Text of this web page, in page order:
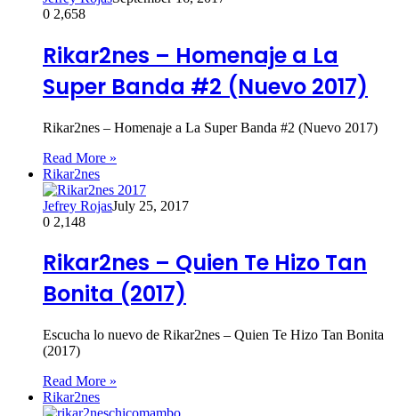
0 2,658
Rikar2nes – Homenaje a La
Super Banda #2 (Nuevo 2017)
Rikar2nes – Homenaje a La Super Banda #2 (Nuevo 2017)
Read More »
Rikar2nes
Jefrey RojasJuly 25, 2017
0 2,148
Rikar2nes – Quien Te Hizo Tan
Bonita (2017)
Escucha lo nuevo de Rikar2nes – Quien Te Hizo Tan Bonita
(2017)
Read More »
Rikar2nes